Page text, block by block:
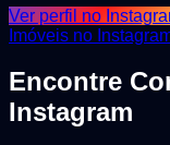
Ver perfil no
Imóveis no
Encontre
Instagram